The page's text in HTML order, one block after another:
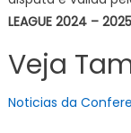
LEAGUE 2024 –
Veja
Noticias da